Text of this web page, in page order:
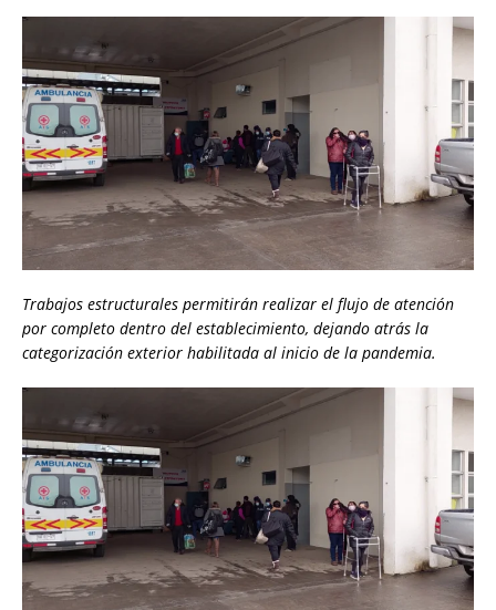
Trabajos estructurales permitirán realizar el flujo de atención
por completo dentro del establecimiento, dejando atrás la
categorización exterior habilitada al inicio de la pandemia.